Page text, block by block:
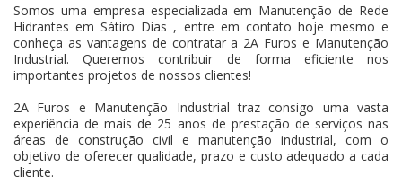
Somos uma empresa especializada em Manutenção de Rede
Hidrantes em Sátiro Dias , entre em contato hoje mesmo e
conheça as vantagens de contratar a 2A Furos e Manutenção
Industrial. Queremos contribuir de forma eficiente nos
importantes projetos de nossos clientes!
2A Furos e Manutenção Industrial traz consigo uma vasta
experiência de mais de 25 anos de prestação de serviços nas
áreas de construção civil e manutenção industrial, com o
objetivo de oferecer qualidade, prazo e custo adequado a cada
cliente.